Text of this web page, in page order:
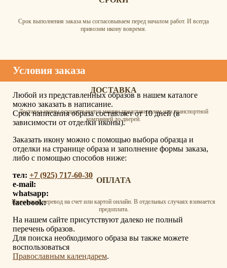
Срок выполнения заказа мы согласовываем перед началом работ. И всегда
привозим икону вовремя.
ДОСТАВКА
Доставка иконы осуществляется нашим представителем или транспортной
компанией до дверей.
ОПЛАТА
Банковский перевод на счет или картой онлайн. В отдельных случаях взимается
предоплата.
Условия заказа
Любой из представленных образов в нашем каталоге
можно заказать в написание.
Срок написания образа составляет от 10 дней (в
зависимости от отделки иконы).
Заказать икону можно с помощью выбора образца и
отделки на странице образа и заполнение формы заказа,
либо с помощью способов ниже:
тел: +7 (925) 717-60-30
e-mail:
whatsapp:
facebook:
На нашем сайте присутствуют далеко не полный
перечень образов.
Для поиска необходимого образа вы также можете
воспользоваться
Православным календарем.